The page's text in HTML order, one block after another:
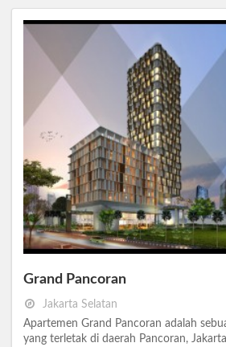
Grand Pancoran
Jakarta Selatan
Apartemen Grand Pancoran adalah
yang terletak di daerah Pancoran,